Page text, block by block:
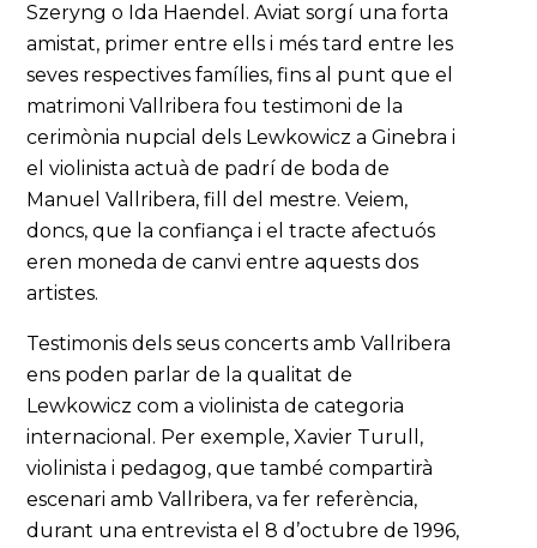
Szeryng o Ida Haendel. Aviat sorgí una forta
amistat, primer entre ells i més tard entre les
seves respectives famílies, fins al punt que el
matrimoni Vallribera fou testimoni de la
cerimònia nupcial dels Lewkowicz a Ginebra i
el violinista actuà de padrí de boda de
Manuel Vallribera, fill del mestre. Veiem,
doncs, que la confiança i el tracte afectuós
eren moneda de canvi entre aquests dos
artistes.
Testimonis dels seus concerts amb Vallribera
ens poden parlar de la qualitat de
Lewkowicz com a violinista de categoria
internacional. Per exemple, Xavier Turull,
violinista i pedagog, que també compartirà
escenari amb Vallribera, va fer referència,
durant una entrevista el 8 d’octubre de 1996,